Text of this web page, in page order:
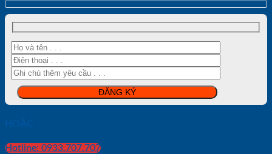
HOẶC
Hotline: 0933.707.707